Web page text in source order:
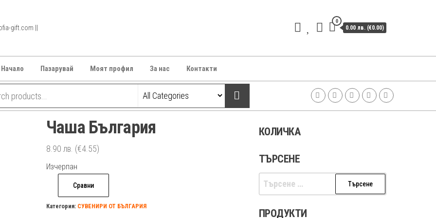
gift.com ||
0
0.00 лв. (€0.00)
Начало Пазарувай Моят профил За нас Контакти
Чаша България
8.90 лв. (€4.55)
Изчерпан
Сравни
Категория: СУВЕНИРИ ОТ БЪЛГАРИЯ
КОЛИЧКА
ТЪРСЕНЕ
Търсене
за:
ПРОДУКТИ